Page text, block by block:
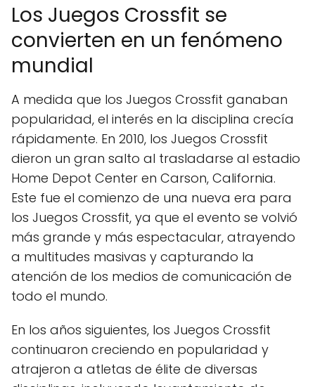
Los Juegos Crossfit se
convierten en un fenómeno
mundial
A medida que los Juegos Crossfit ganaban
popularidad, el interés en la disciplina crecía
rápidamente. En 2010, los Juegos Crossfit
dieron un gran salto al trasladarse al estadio
Home Depot Center en Carson, California.
Este fue el comienzo de una nueva era para
los Juegos Crossfit, ya que el evento se volvió
más grande y más espectacular, atrayendo
a multitudes masivas y capturando la
atención de los medios de comunicación de
todo el mundo.
En los años siguientes, los Juegos Crossfit
continuaron creciendo en popularidad y
atrajeron a atletas de élite de diversas